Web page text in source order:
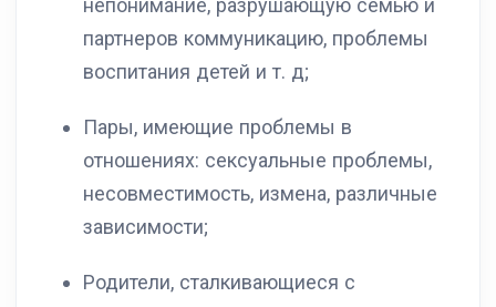
партнеров коммуникацию, проблемы
воспитания детей и т. д;
Пары, имеющие проблемы в
отношениях: сексуальные проблемы,
несовместимость, измена, различные
зависимости;
Родители, сталкивающиеся с